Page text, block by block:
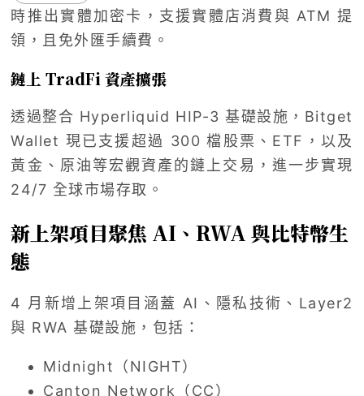
時推出實體加密卡，支援實體店消費與 ATM 提
領，且免外匯手續費。
鏈上 TradFi 資產擴張
透過整合 Hyperliquid HIP-3 基礎設施，Bitget
Wallet 現已支援超過 300 檔股票、ETF，以及
黃金、原油等宏觀資產的鏈上交易，進一步實現
24/7 全球市場存取。
新上架項目聚焦 AI、RWA 與比特幣生
態
4 月新增上架項目涵蓋 AI、隱私技術、Layer2
與 RWA 基礎設施，包括：
Midnight（NIGHT）
Canton Network（CC）